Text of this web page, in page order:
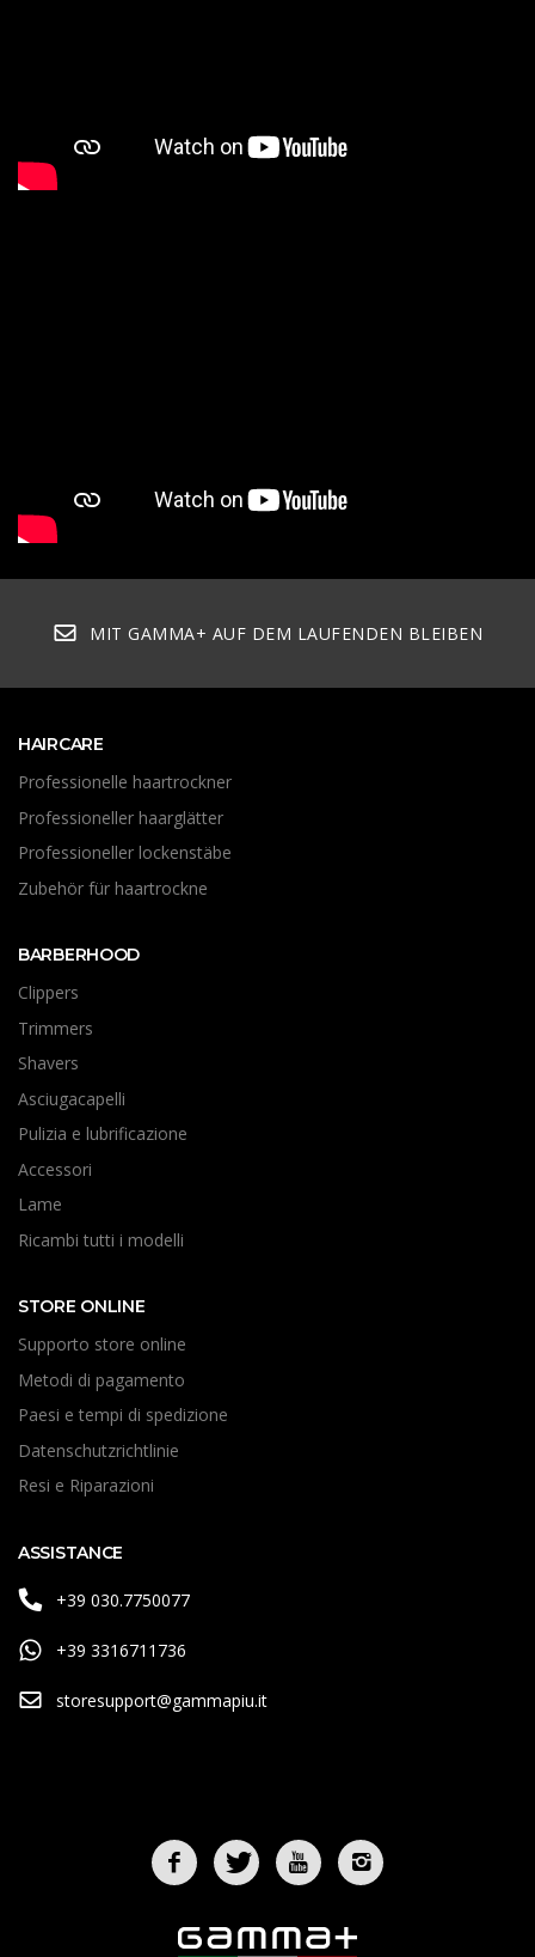
MIT GAMMA+ AUF DEM LAUFENDEN BLEIBEN
HAIRCARE
Professionelle haartrockner
Professioneller haarglätter
Professioneller lockenstäbe
Zubehör für haartrockne
BARBERHOOD
Clippers
Trimmers
Shavers
Asciugacapelli
Pulizia e lubrificazione
Accessori
Lame
Ricambi tutti i modelli
STORE ONLINE
Supporto store online
Metodi di pagamento
Paesi e tempi di spedizione
Datenschutzrichtlinie
Resi e Riparazioni
ASSISTANCE
+39 030.7750077
+39 3316711736
storesupport@gammapiu.it